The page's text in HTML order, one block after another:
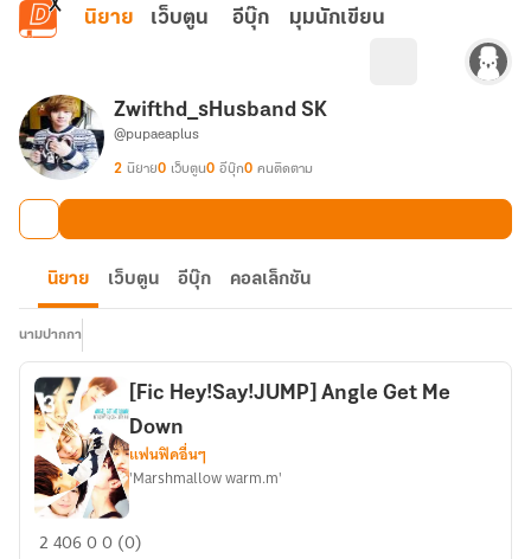
ข้ามไปยังเนื้อหาหลัก
นิยาย เว็บตูน อีบุ๊ก มุมนักเขียน
Zwifthd_sHusband SK
@pupaeaplus
2 นิยาย0 เว็บตูน0 อีบุ๊ก0 คนติดตาม
นิยาย เว็บตูน อีบุ๊ก คอลเล็กชัน
นามปากกา
[Fic
[Fic Hey!Say!JUMP] Angle Get Me
Down
แฟนฟิคอื่นๆ
'Marshmallow warm.m'
240600 (0)